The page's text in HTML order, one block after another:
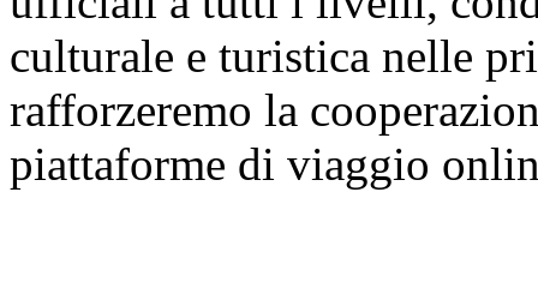
culturale e turistica nelle
rafforzeremo la
piattaforme di viaggio